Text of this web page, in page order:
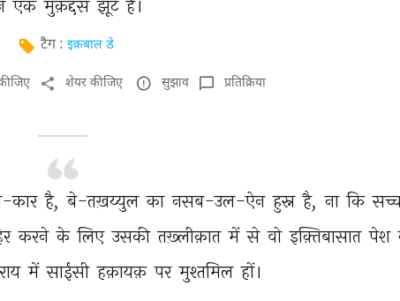
एक मुक़द्दस झूट है।
टैग : इक़बाल डे
शेयर कीजिए सुझाव प्रतिक्रिया
कार है, बे-तख़य्युल का नसब-उल-ऐन हुस्न है, ना कि
करने के लिए उसकी तख़्लीक़ात में से वो इक़्तिबासात पेश
में साईंसी हक़ायक़ पर मुश्तमिल हों।